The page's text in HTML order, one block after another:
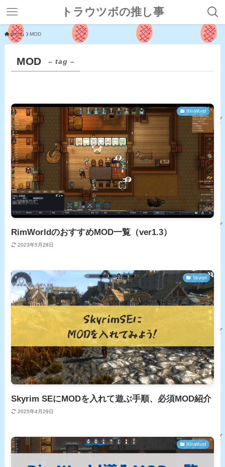
トラウツボの推し事
ホーム MOD
MOD – tag –
RimWorld
RimWorldのおすすめMOD一覧（ver1.3）
2023年5月28日
Skyrim
Skyrim SEにMODを入れて遊ぶ手順、必須MOD紹介
2025年4月29日
RimWorld